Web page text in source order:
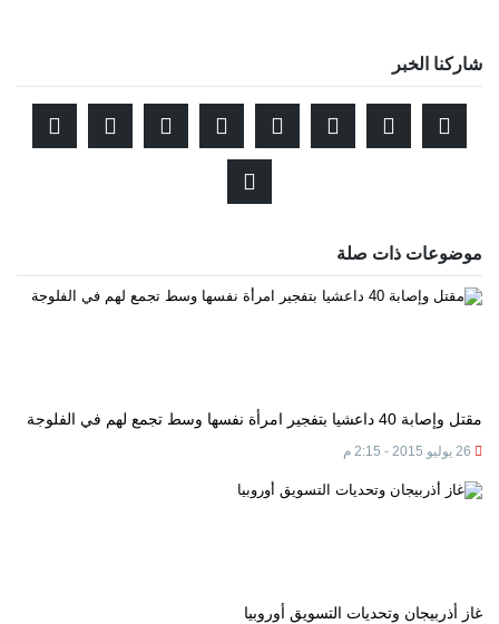
شاركنا الخبر
موضوعات ذات صلة
مقتل وإصابة 40 داعشيا بتفجير امرأة نفسها وسط تجمع لهم في الفلوجة
غاز أذربيجان وتحديات التسويق أوروبيا